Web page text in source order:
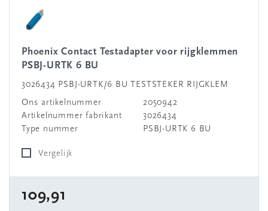
Phoenix Contact Testadapter voor rijgklemmen
PSBJ-URTK 6 BU
3026434 PSBJ-URTK/6 BU TESTSTEKER RIJGKLEM
Ons artikelnummer
2050942
Artikelnummer fabrikant
3026434
Type nummer
PSBJ-URTK 6 BU
Vergelijk
109,91